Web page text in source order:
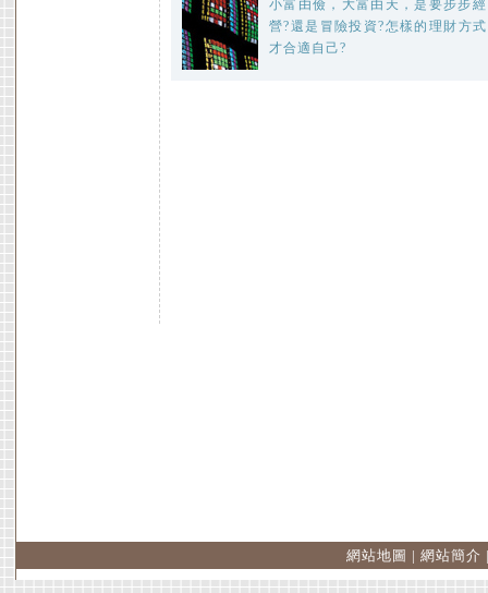
小富由儉，大富由天，是要步步經
營?還是冒險投資?怎樣的理財方式
才合適自己?
網站地圖 | 網站簡介